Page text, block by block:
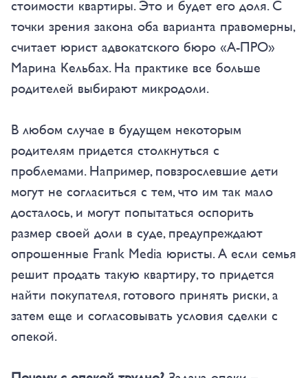
стоимости квартиры. Это и будет его доля. С
точки зрения закона оба варианта правомерны,
считает юрист адвокатского бюро «А-ПРО»
Марина Кельбах. На практике все больше
родителей выбирают микродоли.
В любом случае в будущем некоторым
родителям придется столкнуться с
проблемами. Например, повзрослевшие дети
могут не согласиться с тем, что им так мало
досталось, и могут попытаться оспорить
размер своей доли в суде, предупреждают
опрошенные Frank Media юристы. А если семья
решит продать такую квартиру, то придется
найти покупателя, готового принять риски, а
затем еще и согласовывать условия сделки с
опекой.